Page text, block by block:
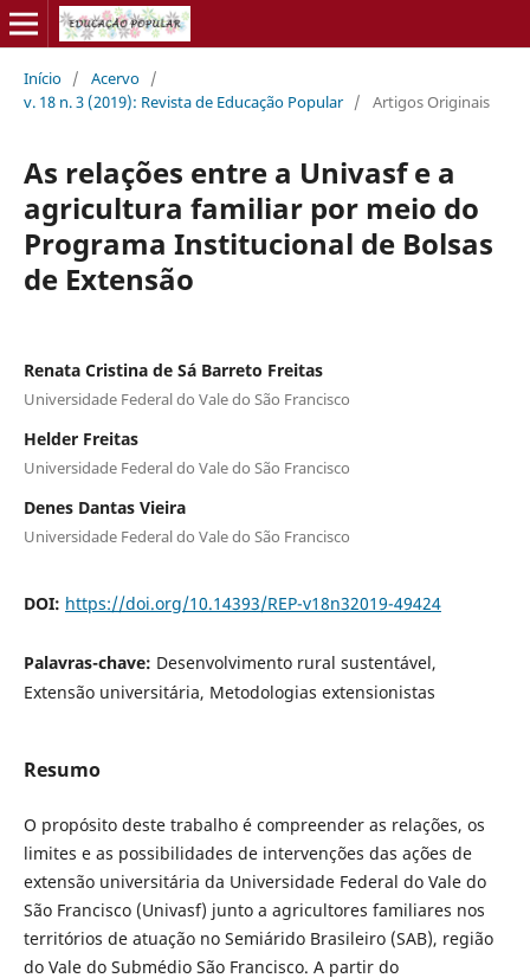
Início / Acervo /
v. 18 n. 3 (2019): Revista de Educação Popular / Artigos Originais
As relações entre a Univasf e a
agricultura familiar por meio do
Programa Institucional de Bolsas
de Extensão
Renata Cristina de Sá Barreto Freitas
Universidade Federal do Vale do São Francisco
Helder Freitas
Universidade Federal do Vale do São Francisco
Denes Dantas Vieira
Universidade Federal do Vale do São Francisco
DOI: https://doi.org/10.14393/REP-v18n32019-49424
Palavras-chave: Desenvolvimento rural sustentável,
Extensão universitária, Metodologias extensionistas
Resumo
O propósito deste trabalho é compreender as relações, os
limites e as possibilidades de intervenções das ações de
extensão universitária da Universidade Federal do Vale do
São Francisco (Univasf) junto a agricultores familiares nos
territórios de atuação no Semiárido Brasileiro (SAB), região
do Vale do Submédio São Francisco. A partir do